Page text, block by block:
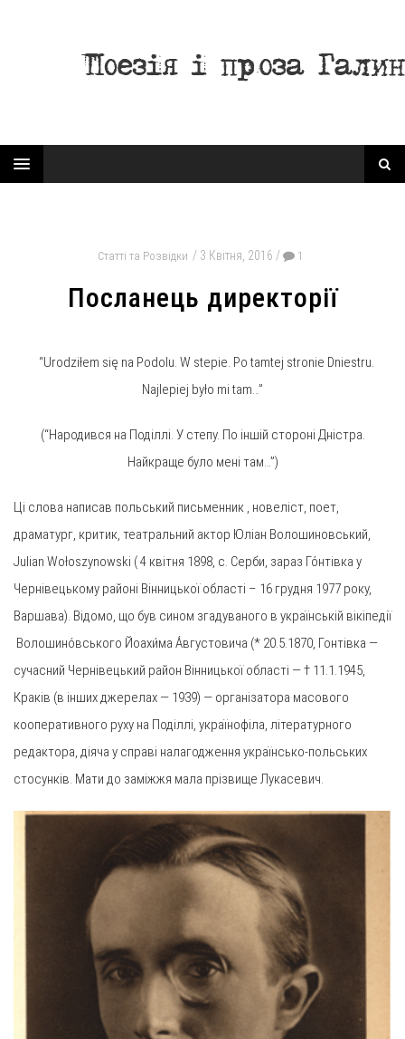
Статті та Розвідки 3 Квітня, 2016 1
Посланець директорії
“Urodziłem się na Podolu. W stepie. Po tamtej stronie Dniestru.
Najlepiej było mi tam…”
(“Народився на Поділлі. У степу. По іншій стороні Дністра.
Найкраще було мені там…”)
Ці слова написав польський письменник , новеліст, поет,
драматург, критик, театральний актор Юліан Волошиновський,
Julian Wołoszynowski ( 4 квітня 1898, с. Серби, зараз Го́нтівка у
Чернівецькому районі Вінницької області – 16 грудня 1977 року,
Варшава). Відомо, що був сином згадуваного в українській вікіпедії
Волошино́вського Йоахи́ма А́вгустовича (* 20.5.1870, Гонтівка —
сучасний Чернівецький район Вінницької області — † 11.1.1945,
Краків (в інших джерелах — 1939) — організатора масового
кооперативного руху на Поділлі, українофіла, літературного
редактора, діяча у справі налагодження українсько-польських
стосунків. Мати до заміжжя мала прізвище Лукасевич.